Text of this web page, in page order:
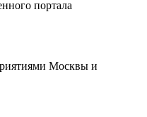
портала
Москвы и